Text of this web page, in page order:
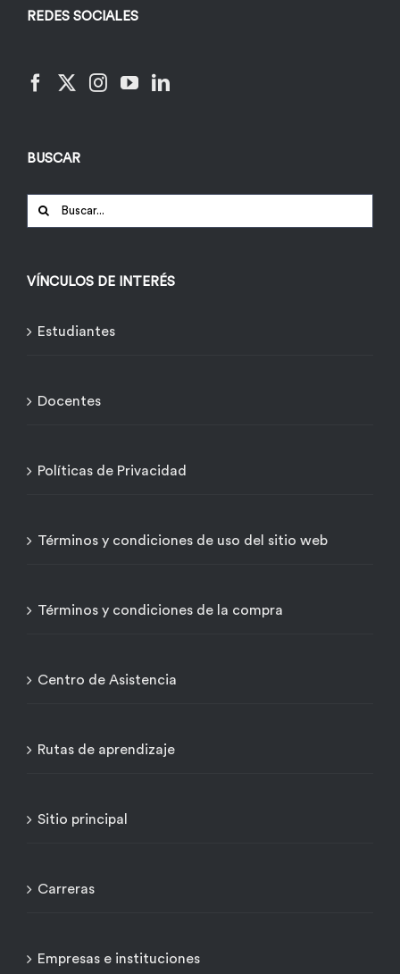
REDES SOCIALES
BUSCAR
Buscar:
VÍNCULOS DE INTERÉS
Estudiantes
Docentes
Políticas de Privacidad
Términos y condiciones de uso del sitio web
Términos y condiciones de la compra
Centro de Asistencia
Rutas de aprendizaje
Sitio principal
Carreras
Empresas e instituciones